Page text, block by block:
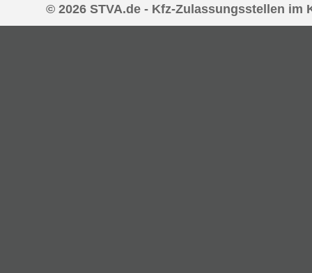
© 2026 STVA.de - Kfz-Zulassungsstellen im